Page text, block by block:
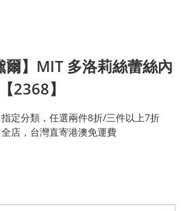
】MIT 多洛莉絲蕾絲內
2368】
指定分類，任選兩件8折/三件以上7折
全店，台灣直寄港澳免運費